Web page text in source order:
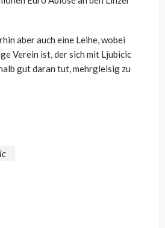
aber auch eine Leihe, wobei
Verein ist, der sich mit Ljubicic
gut daran tut, mehrgleisig zu